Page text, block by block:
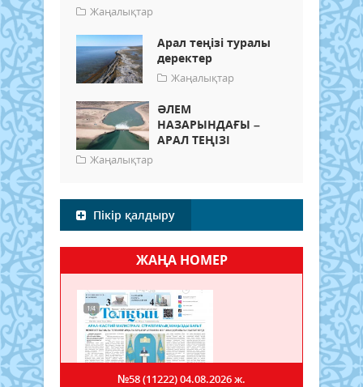
Жаңалықтар
Арал теңізі туралы
деректер
Жаңалықтар
ӘЛЕМ
НАЗАРЫНДАҒЫ –
АРАЛ ТЕҢІЗІ
Жаңалықтар
Пікір қалдыру
ЖАҢА НОМЕР
№58 (11222)04.08.2026 ж.